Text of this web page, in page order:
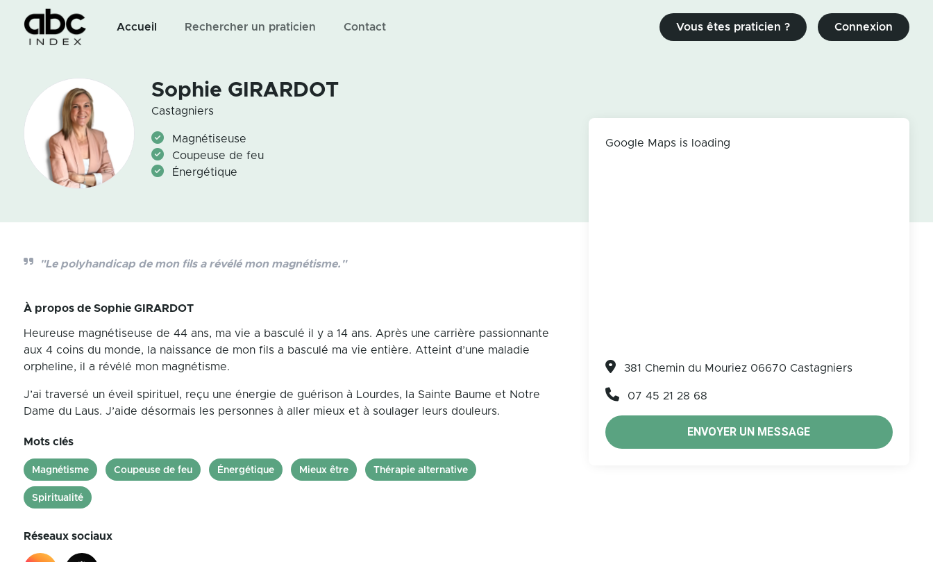
Accueil Rechercher un praticien Contact Vous êtes praticien ? Connexion
Sophie GIRARDOT
Castagniers
Magnétiseuse
Coupeuse de feu
Énergétique
"Le polyhandicap de mon fils a révélé mon magnétisme."
À propos de Sophie GIRARDOT
Heureuse magnétiseuse de 44 ans, ma vie a basculé il y a 14 ans. Après une carrière passionnante
aux 4 coins du monde, la naissance de mon fils a basculé ma vie entière. Atteint d’une maladie
orpheline, il a révélé mon magnétisme.
J’ai traversé un éveil spirituel, reçu une énergie de guérison à Lourdes, la Sainte Baume et Notre
Dame du Laus. J’aide désormais les personnes à aller mieux et à soulager leurs douleurs.
Mots clés
Magnétisme Coupeuse de feu Énergétique Mieux être Thérapie alternative
Spiritualité
Réseaux sociaux
Google Maps is loading
381 Chemin du Mouriez 06670 Castagniers
07 45 21 28 68
ENVOYER UN MESSAGE